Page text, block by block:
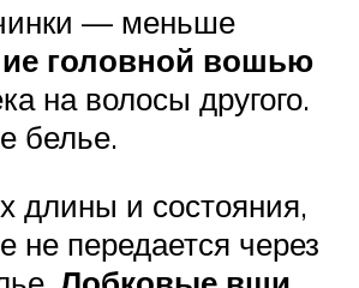
— меньше
головной вошью
на волосы другого.
белье.
длины и состояния,
не передается через